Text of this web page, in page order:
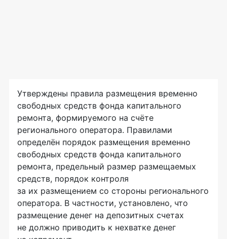
Утверждены правила размещения временно
свободных средств фонда капитального
ремонта, формируемого на счёте
регионального оператора. Правилами
определён порядок размещения временно
свободных средств фонда капитального
ремонта, предельный размер размещаемых
средств, порядок контроля
за их размещением со стороны регионального
оператора. В частности, установлено, что
размещение денег на депозитных счетах
не должно приводить к нехватке денег